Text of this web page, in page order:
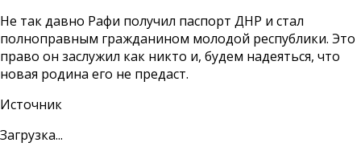
Не так давно Рафи получил паспорт ДНР и стал
полноправным гражданином молодой республики. Это
право он заслужил как никто и, будем надеяться, что
новая родина его не предаст.
Источник
Загрузка...